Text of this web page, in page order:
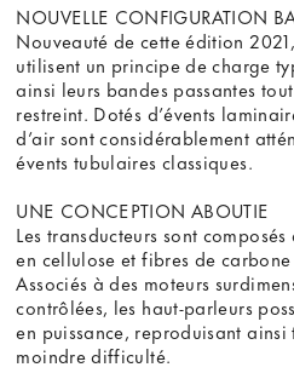
NOUVELLE CONFIGURATION
Nouveauté de cette édition
utilisent un principe de charge
ainsi leurs bandes passantes
restreint. Dotés d’évents
d’air sont considérablement
évents tubulaires classiques.
UNE CONCEPTION ABOUTIE
Les transducteurs sont
en cellulose et fibres de
Associés à des moteurs
contrôlées, les haut-parleurs
en puissance, reproduisant ainsi
moindre difficulté.